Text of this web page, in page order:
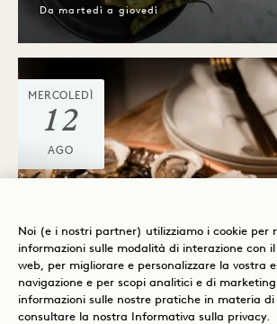
Da martedì a giovedì
MERCOLEDÌ
12
AGO
Noi (e i nostri partner) utilizziamo i cookie per
informazioni sulle modalità di interazione con
web, per migliorare e personalizzare la vostra
navigazione e per scopi analitici e di
informazioni sulle nostre pratiche in materia di
consultare la nostra
Informativa sulla privacy.